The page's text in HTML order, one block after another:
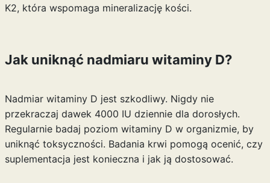
K2, która wspomaga mineralizację kości.
Jak uniknąć nadmiaru witaminy D?
Nadmiar witaminy D jest szkodliwy. Nigdy nie
przekraczaj dawek 4000 IU dziennie dla dorosłych.
Regularnie badaj poziom witaminy D w organizmie, by
uniknąć toksyczności. Badania krwi pomogą ocenić, czy
suplementacja jest konieczna i jak ją dostosować.